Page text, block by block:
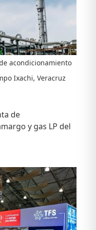
acondicionamiento
Ixachi, Veracruz
de
y gas LP del